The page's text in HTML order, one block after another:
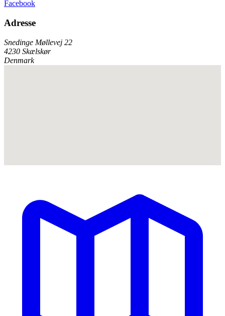
Facebook
Adresse
Snedinge Møllevej 22
4230 Skælskør
Denmark